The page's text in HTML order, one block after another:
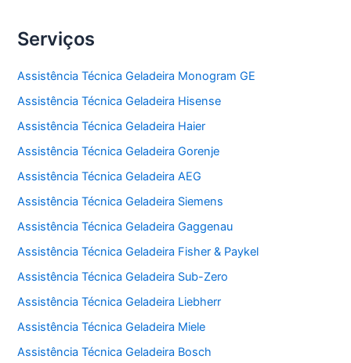
Serviços
Assistência Técnica Geladeira Monogram GE
Assistência Técnica Geladeira Hisense
Assistência Técnica Geladeira Haier
Assistência Técnica Geladeira Gorenje
Assistência Técnica Geladeira AEG
Assistência Técnica Geladeira Siemens
Assistência Técnica Geladeira Gaggenau
Assistência Técnica Geladeira Fisher & Paykel
Assistência Técnica Geladeira Sub-Zero
Assistência Técnica Geladeira Liebherr
Assistência Técnica Geladeira Miele
Assistência Técnica Geladeira Bosch